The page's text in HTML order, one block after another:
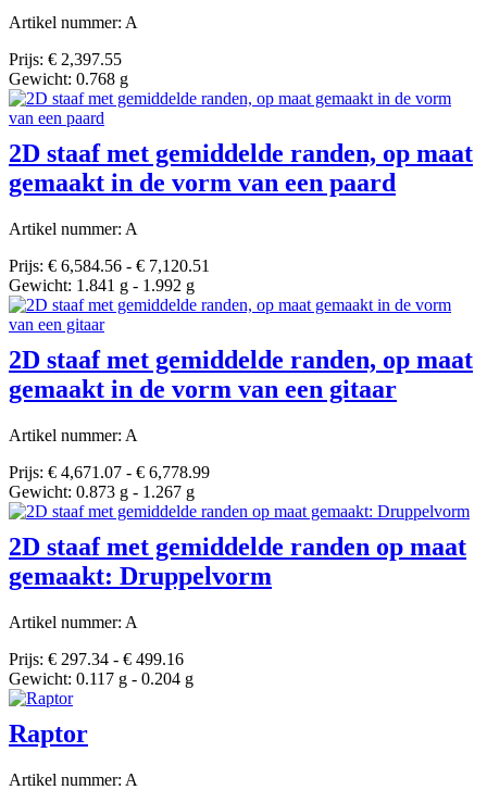
Artikel nummer: A
Prijs: € 2,397.55
Gewicht: 0.768 g
2D staaf met gemiddelde randen, op maat
gemaakt in de vorm van een paard
Artikel nummer: A
Prijs: € 6,584.56 - € 7,120.51
Gewicht: 1.841 g - 1.992 g
2D staaf met gemiddelde randen, op maat
gemaakt in de vorm van een gitaar
Artikel nummer: A
Prijs: € 4,671.07 - € 6,778.99
Gewicht: 0.873 g - 1.267 g
2D staaf met gemiddelde randen op maat
gemaakt: Druppelvorm
Artikel nummer: A
Prijs: € 297.34 - € 499.16
Gewicht: 0.117 g - 0.204 g
Raptor
Artikel nummer: A